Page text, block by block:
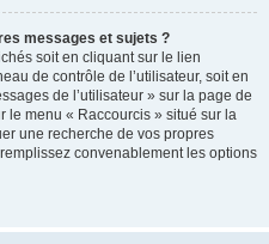
messages et sujets ?
soit en cliquant sur le lien
de contrôle de l’utilisateur, soit en
de l’utilisateur » sur la page de
le menu « Raccourcis » situé sur la
une recherche de vos propres
convenablement les options